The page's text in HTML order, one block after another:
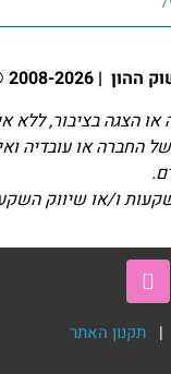
שמורות
הצגה בציבור, ללא
החברה או עובדיה
ו/או שיווק
| תקנון האתר